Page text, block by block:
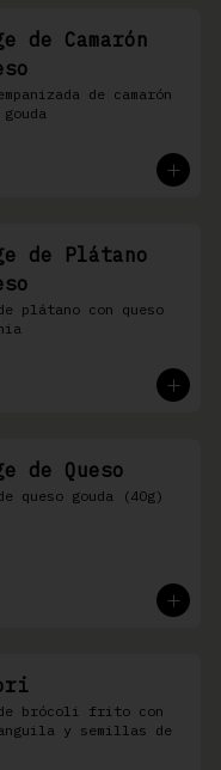
de Camarón
de camarón
de Plátano
plátano con queso
de Queso
queso gouda (40g)
de brócoli frito con
y semillas de